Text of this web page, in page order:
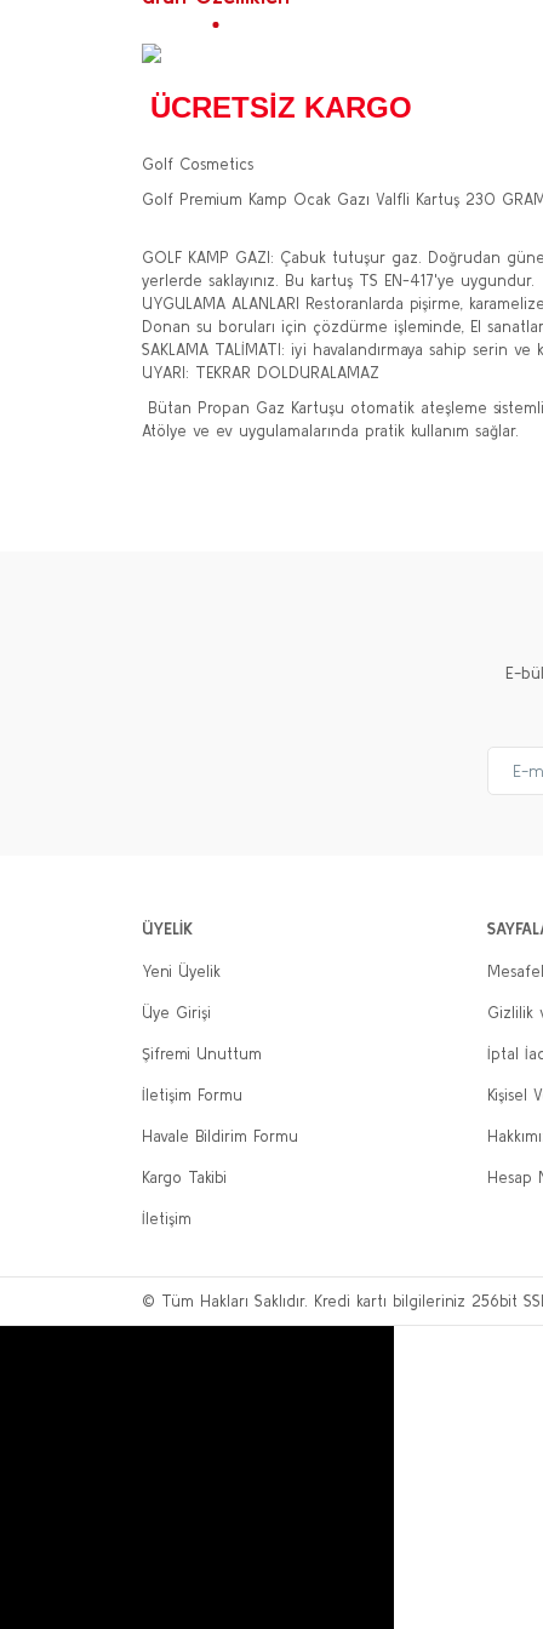
ÜCRETSİZ KARGO
Golf Cosmetics
Golf Premium Kamp Ocak Gazı Valfli Kartuş 230 GRAM
GOLF KAMP GAZI: Çabuk tutuşur gaz. Doğrudan
yerlerde saklayınız. Bu kartuş TS EN-417'ye uygundur.
UYGULAMA ALANLARI Restoranlarda pişirme,
Donan su boruları için çözdürme işleminde, El
SAKLAMA TALİMATI: iyi havalandırmaya sahip serin ve
UYARI: TEKRAR DOLDURALAMAZ
Bütan Propan Gaz Kartuşu otomatik ateşleme
Atölye ve ev uygulamalarında pratik kullanım sağlar.
E-
ÜYELİK
Yeni Üyelik
Üye Girişi
Şifremi Unuttum
İletişim Formu
Havale Bildirim Formu
Kargo Takibi
İletişim
Gizlilik
İptal
Kişisel
Hesap
© Tüm Hakları Saklıdır. Kredi kartı bilgileriniz 256bit